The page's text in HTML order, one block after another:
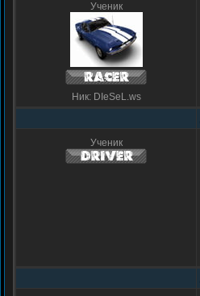
Ученик
Ник: DIeSeL.ws
Ученик